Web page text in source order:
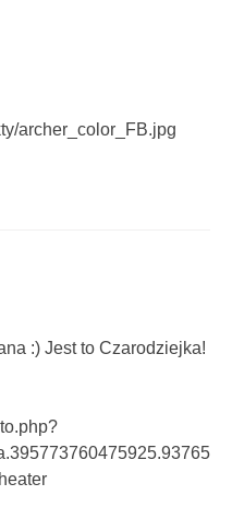
archer_color_FB.jpg
:) Jest to Czarodziejka!